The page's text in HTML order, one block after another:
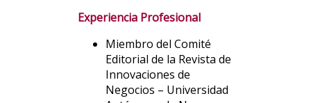
Experiencia Profesional
Miembro del Comité
Editorial de la Revista de
Innovaciones de
Negocios – Universidad